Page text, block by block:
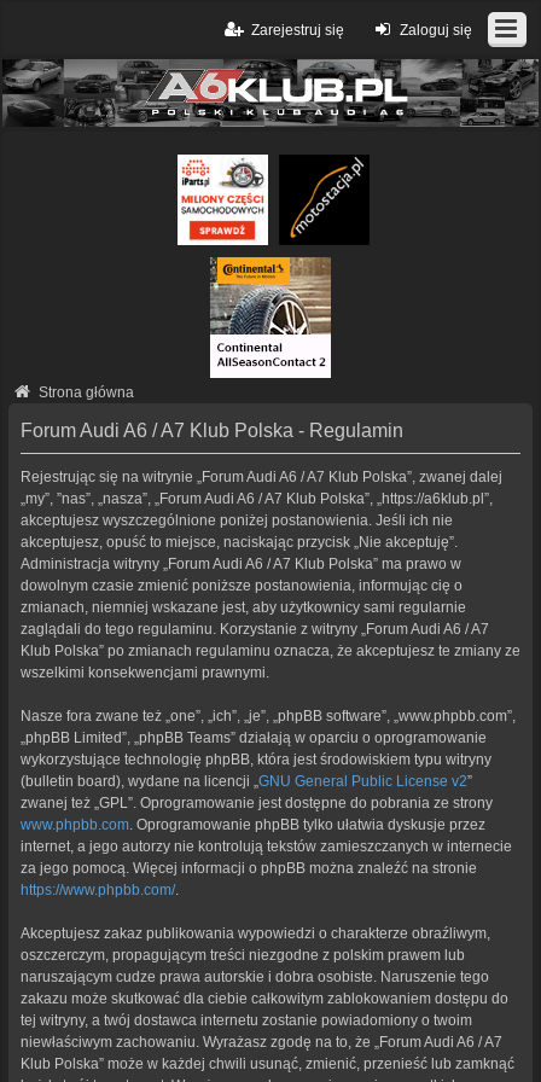
Zaloguj się
Zarejestruj się
Strona główna
Forum Audi A6 / A7 Klub Polska - Regulamin
Rejestrując się na witrynie „Forum Audi A6 / A7 Klub Polska”, zwanej dalej
„my”, ”nas”, „nasza”, „Forum Audi A6 / A7 Klub Polska”, „https://a6klub.pl”,
akceptujesz wyszczególnione poniżej postanowienia. Jeśli ich nie
akceptujesz, opuść to miejsce, naciskając przycisk „Nie akceptuję”.
Administracja witryny „Forum Audi A6 / A7 Klub Polska” ma prawo w
dowolnym czasie zmienić poniższe postanowienia, informując cię o
zmianach, niemniej wskazane jest, aby użytkownicy sami regularnie
zaglądali do tego regulaminu. Korzystanie z witryny „Forum Audi A6 / A7
Klub Polska” po zmianach regulaminu oznacza, że akceptujesz te zmiany ze
wszelkimi konsekwencjami prawnymi.
Nasze fora zwane też „one”, „ich”, „je”, „phpBB software”, „www.phpbb.com”,
„phpBB Limited”, „phpBB Teams” działają w oparciu o oprogramowanie
wykorzystujące technologię phpBB, która jest środowiskiem typu witryny
(bulletin board), wydane na licencji „GNU General Public License v2”
zwanej też „GPL”. Oprogramowanie jest dostępne do pobrania ze strony
www.phpbb.com. Oprogramowanie phpBB tylko ułatwia dyskusje przez
internet, a jego autorzy nie kontrolują tekstów zamieszczanych w internecie
za jego pomocą. Więcej informacji o phpBB można znaleźć na stronie
https://www.phpbb.com/.
Akceptujesz zakaz publikowania wypowiedzi o charakterze obraźliwym,
oszczerczym, propagującym treści niezgodne z polskim prawem lub
naruszającym cudze prawa autorskie i dobra osobiste. Naruszenie tego
zakazu może skutkować dla ciebie całkowitym zablokowaniem dostępu do
tej witryny, a twój dostawca internetu zostanie powiadomiony o twoim
niewłaściwym zachowaniu. Wyrażasz zgodę na to, że „Forum Audi A6 / A7
Klub Polska” może w każdej chwili usunąć, zmienić, przenieść lub zamknąć